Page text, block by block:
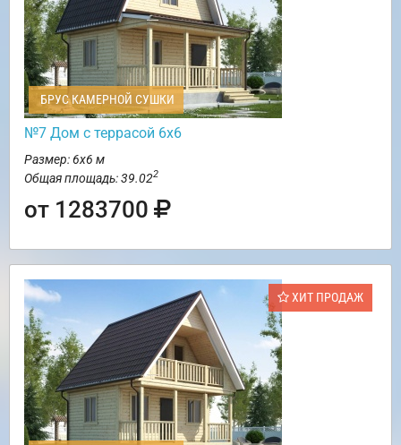
БРУС КАМЕРНОЙ СУШКИ
№7 Дом с террасой 6х6
Размер: 6х6 м
Общая площадь: 39.022
от 1283700
ХИТ ПРОДАЖ